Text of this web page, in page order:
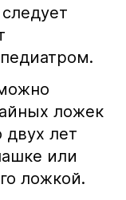
ложек
двух лет
или
ложкой.